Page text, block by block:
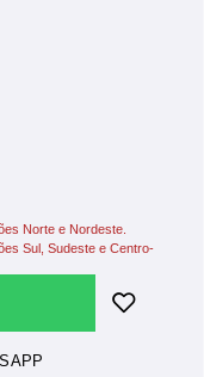
Norte e Nordeste.
Sul, Sudeste e Centro-